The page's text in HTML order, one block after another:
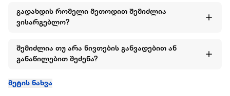
გადახდის რომელი მეთოდით შემიძლია
ვისარგებლო?
შემიძლია თუ არა ნივთების განვადებით ან
განაწილებით შეძენა?
მეტის ნახვა